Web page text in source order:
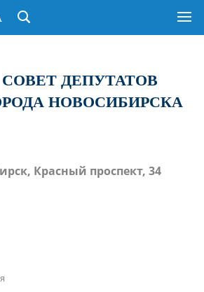
СОВЕТ ДЕПУТАТОВ
НОВОСИБИРСКА
Красный проспект, 34